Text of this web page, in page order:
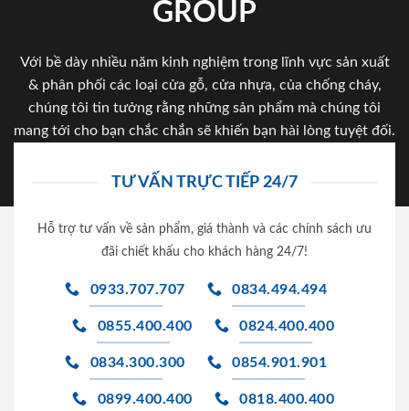
GROUP
Với bề dày nhiều năm kinh nghiệm trong lĩnh vực sản xuất
& phân phối các loại cửa gỗ, cửa nhựa, của chống cháy,
chúng tôi tin tưởng rằng những sản phẩm mà chúng tôi
mang tới cho bạn chắc chắn sẽ khiến bạn hài lòng tuyệt đối.
TƯ VẤN TRỰC TIẾP 24/7
Hỗ trợ tư vấn về sản phẩm, giá thành và các chính sách ưu
đãi chiết khấu cho khách hàng 24/7!
0933.707.707 0834.494.494
0855.400.400 0824.400.400
0834.300.300 0854.901.901
0899.400.400 0818.400.400